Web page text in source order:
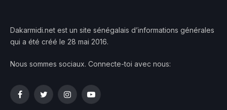
Dakarmidi.net est un site sénégalais d’informations générales
qui a été créé le 28 mai 2016.
Nous sommes sociaux. Connecte-toi avec nous:
FacebookTwitterInstagramYouTube